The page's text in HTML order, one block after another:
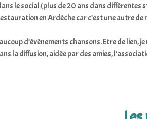
le social (plus de 20 ans dans
en Ardèche car c’est une autre de
d’événements chansons. Etre de lien,
la diffusion, aidée par des amies,